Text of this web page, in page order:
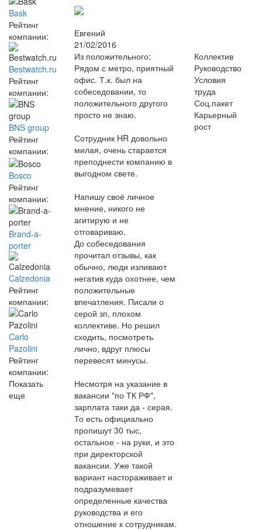
Bask
Рейтинг
компании:
Bestwatch.ru
Рейтинг
компании:
BNS group
Рейтинг
компании:
Bosco
Рейтинг
компании:
Brand-a-
porter
Calzedonia
Рейтинг
компании:
Carlo
Pazolini
Рейтинг
компании:
Показать
еще
Евгений
21/02/2016
Из положительного:
Рядом с метро, приятный
офис. Т.к. был на
собеседовании, то
положительного другого
просто не знаю.
Сотрудник HR довольно
милая, очень старается
преподнести компанию в
выгодном свете.
Напишу своё личное
мнение, никого не
агитирую и не
отговариваю.
До собеседования
прочитал отзывы, как
обычно, люди изливают
негатив куда охотнее, чем
положительные
впечатления. Писали о
серой зп, плохом
коллективе. Но решил
сходить, посмотреть
лично, вдруг плюсы
перевесят минусы.
Несмотря на указание в
вакансии "по ТК РФ",
зарплата таки да - серая.
То есть официально
пропишут 30 тыс,
остальное - на руки, и это
при директорской
вакансии. Уже такой
вариант настораживает и
подразумевает
определенные качества
руководства и его
отношение к сотрудникам.
Коллектив
Руководство
Условия
труда
Соц.пакет
Карьерный
рост